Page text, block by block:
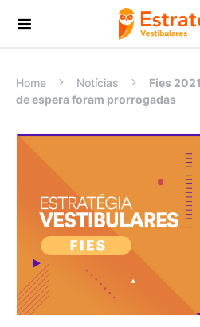
Procurar:
Home Notícias
Fies
de espera foram prorrogadas